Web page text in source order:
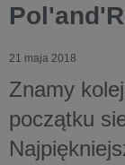
21 maja 2018
Znamy
początku